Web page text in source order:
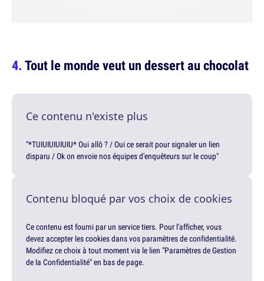
Tout le monde veut un dessert au chocolat
Ce contenu n'existe plus
"*TUIUIUIUIUIU* Oui allô ? / Oui ce serait pour signaler un lien
disparu / Ok on envoie nos équipes d'enquêteurs sur le coup"
Contenu bloqué par vos choix de cookies
Ce contenu est fourni par un service tiers. Pour l'afficher, vous
devez accepter les cookies dans vos paramètres de confidentialité.
Modifiez ce choix à tout moment via le lien "Paramètres de Gestion
de la Confidentialité" en bas de page.